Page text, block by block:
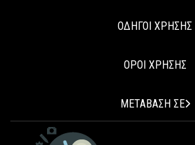
ΟΔΗΓΟΙ ΧΡΗΣΗΣ
ΟΡΟΙ ΧΡΗΣΗΣ
ΜΕΤΑΒΑΣΗ ΣΕ